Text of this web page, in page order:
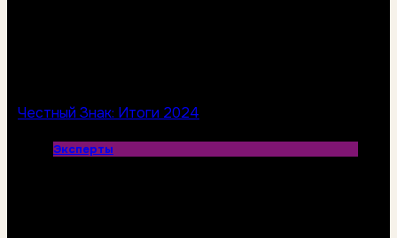
Честный Знак: Итоги 2024
Эксперты